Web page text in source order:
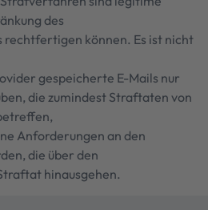
des
rechtfertigen können. Es ist nicht
gespeicherte E-Mails nur
die zumindest Straftaten von
Anforderungen an den
die über den
hinausgehen.